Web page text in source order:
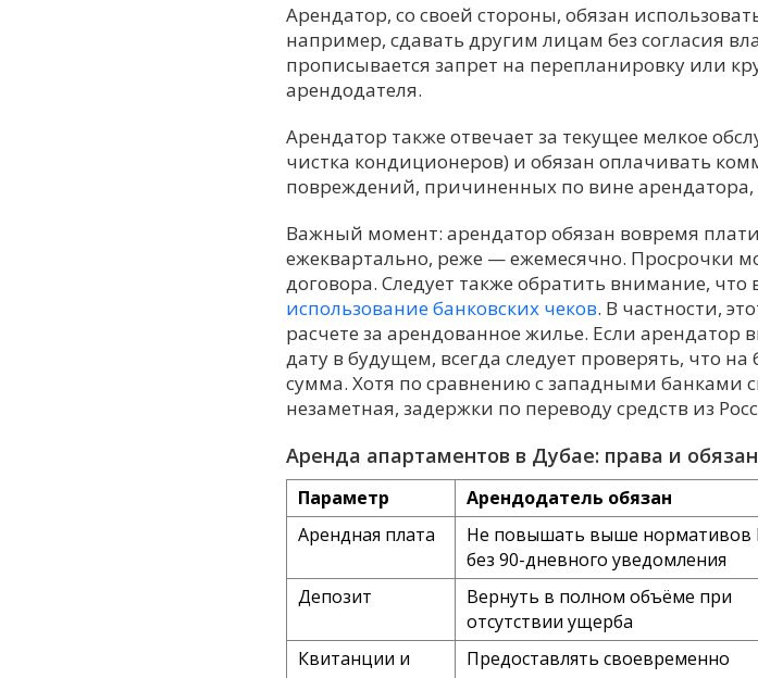
Арендатор, со своей стороны, обязан
например, сдавать другим лицам без согласия
прописывается запрет на перепланировку или
арендодателя.
Арендатор также отвечает за текущее мелкое
чистка кондиционеров) и обязан оплачивать
повреждений, причиненных по вине
Важный момент: арендатор обязан вовремя
ежеквартально, реже — ежемесячно. Просрочки
договора. Следует также обратить внимание,
использование банковских чеков. В частности,
расчете за арендованное жилье. Если арендатор
дату в будущем, всегда следует проверять, что
сумма. Хотя по сравнению с западными банками
незаметная, задержки по переводу средств из
Аренда апартаментов в Дубае: права и
Параметр Арендодатель обязан
Арендная плата
Не повышать выше нормативов
без 90-дневного уведомления
Депозит
Вернуть в полном объёме при
отсутствии ущерба
Квитанции и
Предоставлять своевременно